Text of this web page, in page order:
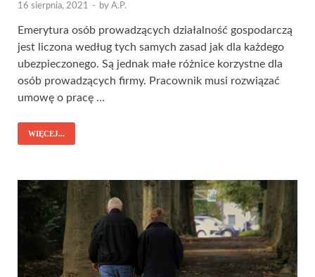
16 sierpnia, 2021 - by A.P.
Emerytura osób prowadzących działalność gospodarczą
jest liczona według tych samych zasad jak dla każdego
ubezpieczonego. Są jednak małe różnice korzystne dla
osób prowadzących firmy. Pracownik musi rozwiązać
umowę o pracę …
WIĘCEJ...